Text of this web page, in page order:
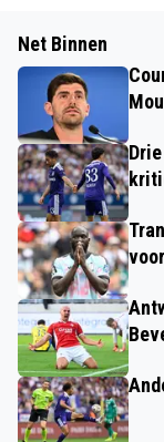
Net Binnen